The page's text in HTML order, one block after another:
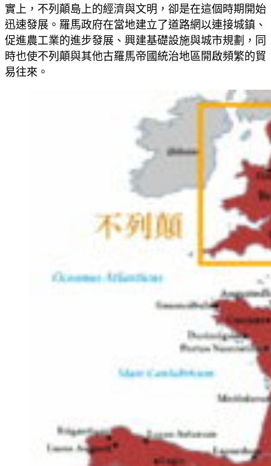
實上，不列顛島上的經濟與文明，卻是在這個時期開始
迅速發展。羅馬政府在當地建立了道路網以連接城鎮、
促進農工業的進步發展、興建基礎設施與城市規劃，同
時也使不列顛與其他古羅馬帝國統治地區開啟頻繁的貿
易往來。